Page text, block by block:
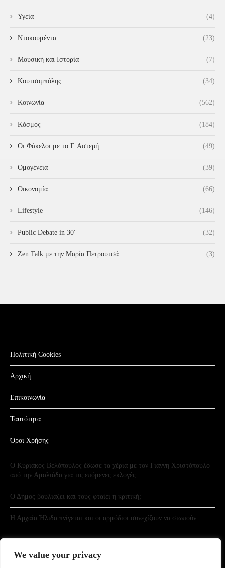
We value your privacy
Υγεία (4)
Ντοκουμέντα (23)
Μουσική και Ιστορία (7)
Κουτσομπόλης (34)
Κοινωνία (562)
Κόσμος (184)
Οι Φάκελοι με το Γ. Αστερή (49)
Ομογένεια (39)
Οικονομία (66)
Lifestyle (146)
Public Debate in 30' (32)
Zen Talk με την Μαρία Πετρουτσά (3)
Πολιτική Cookies
Αρχική
Επικοινωνία
Ταυτότητα
Όροι Χρήσης
Ο Κυριάκος Βελόπουλος έδωσε τα χέρια με τον Γιάννη Χριστόπουλο
από την Αμαλιάδα για τις επόμενες εκλογές.
Ο Δήμος βουλιάζει και τους φταίει η κριτική;
Η Αρχαία Ήλιδα πνίγεται και οι αρμόδιοι συνεχίζουν να σιωπούν